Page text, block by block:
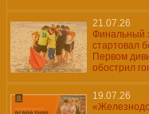
21.07.26
Финальный
стартовал
Первом
обострил
19.07.26